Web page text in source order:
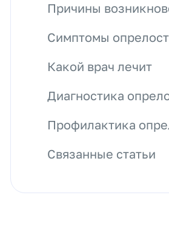
Причины
Симптомы
Какой врач лечит
Диагностика
Профилактика
Связанные статьи